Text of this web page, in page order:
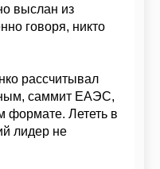
выслан из
говоря, никто
рассчитывал
саммит ЕАЭС,
формате. Лететь в
лидер не